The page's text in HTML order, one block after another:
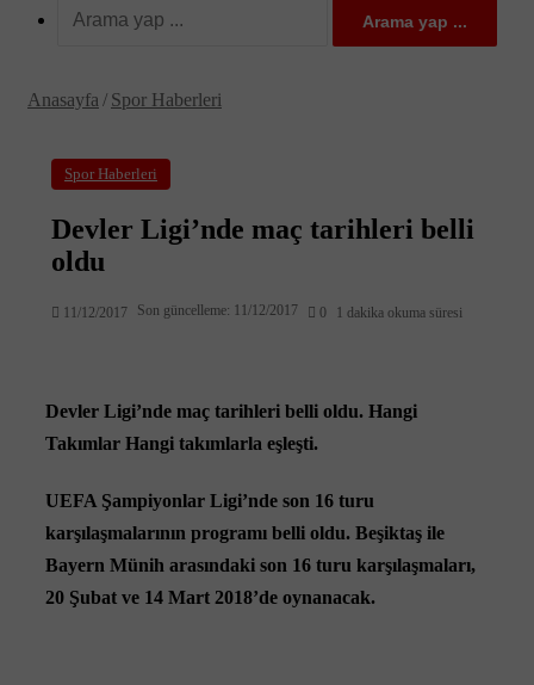
Arama yap ...
Anasayfa / Spor Haberleri
Spor Haberleri
Devler Ligi’nde maç tarihleri belli
oldu
11/12/2017 Son güncelleme: 11/12/2017 0 1 dakika okuma süresi
Devler Ligi’nde maç tarihleri belli oldu. Hangi
Takımlar Hangi takımlarla eşleşti.
UEFA Şampiyonlar Ligi’nde son 16 turu
karşılaşmalarının programı belli oldu. Beşiktaş ile
Bayern Münih arasındaki son 16 turu karşılaşmaları,
20 Şubat ve 14 Mart 2018’de oynanacak.